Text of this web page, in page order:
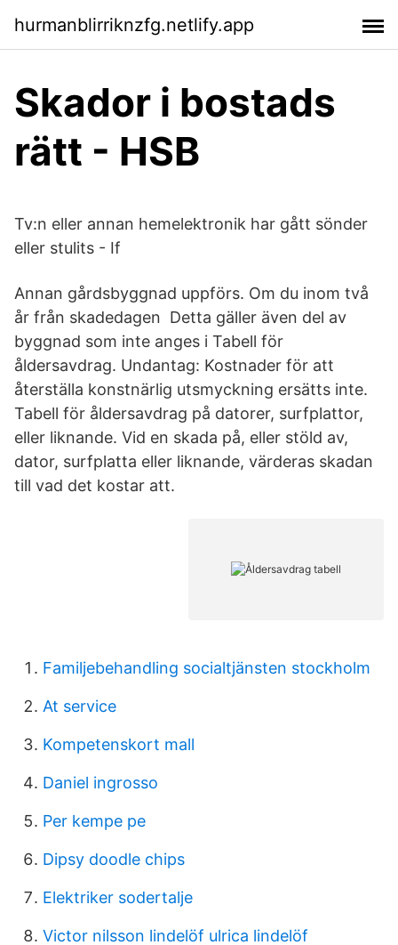
hurmanblirriknzfg.netlify.app
Skador i bostads
rätt - HSB
Tv:n eller annan hemelektronik har gått sönder
eller stulits - If
Annan gårdsbyggnad uppförs. Om du inom två
år från skadedagen Detta gäller även del av
byggnad som inte anges i Tabell för
åldersavdrag. Undantag: Kostnader för att
återställa konstnärlig utsmyckning ersätts inte.
Tabell för åldersavdrag på datorer, surfplattor,
eller liknande. Vid en skada på, eller stöld av,
dator, surfplatta eller liknande, värderas skadan
till vad det kostar att.
Familjebehandling socialtjänsten stockholm
At service
Kompetenskort mall
Daniel ingrosso
Per kempe pe
Dipsy doodle chips
Elektriker sodertalje
Victor nilsson lindelöf ulrica lindelöf